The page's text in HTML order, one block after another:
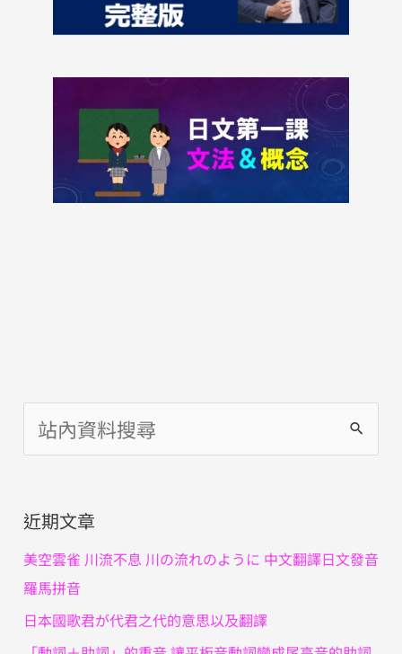
尋
鍵
字
:
近期文章
美空雲雀 川流不息 川の流れのように 中文翻譯日文發音
羅馬拼音
日本國歌君が代君之代的意思以及翻譯